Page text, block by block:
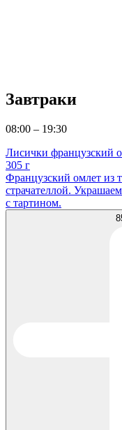
Завтраки
08:00 – 19:30
Лисички французский
305 г
Французский омлет из
страчателлой.
с тартином.